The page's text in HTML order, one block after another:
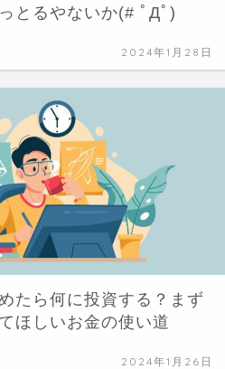
とるやないか(# ﾟДﾟ)
2024年1月28日
たら何に投資する？まず
ほしいお金の使い道
2024年1月26日